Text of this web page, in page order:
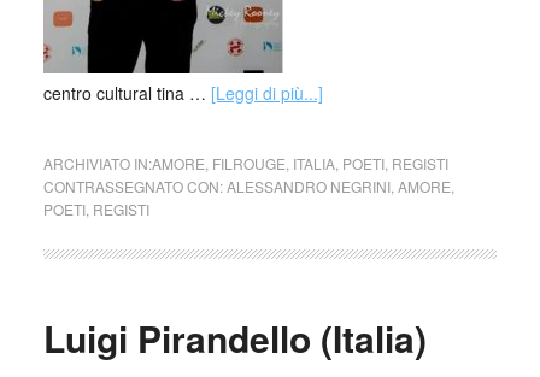
centro cultural tina … [Leggi di più...]
ARCHIVIATO IN:AMORE FILROUGE ITALIA, POETI, REGISTI
CONTRASSEGNATO CON:ALESSANDRO NEGRINI, AMORE
POETI, REGISTI
Luigi Pirandello (Italia)